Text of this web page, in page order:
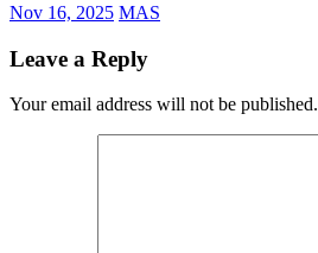
Nov 16, 2025 MAS
Leave a Reply
Your email address will not be published.